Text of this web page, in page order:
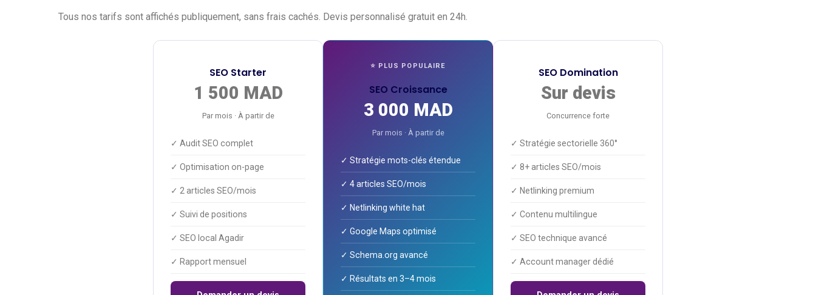
Tous nos tarifs sont affichés publiquement, sans frais cachés. Devis personnalisé gratuit en 24h.
SEO Starter
1 500 MAD
Par mois · À partir de
✓ Audit SEO complet
✓ Optimisation on-page
✓ 2 articles SEO/mois
✓ Suivi de positions
✓ SEO local Agadir
✓ Rapport mensuel
⭐ PLUS POPULAIRE
SEO Croissance
3 000 MAD
Par mois · À partir de
✓ Stratégie mots-clés étendue
✓ 4 articles SEO/mois
✓ Netlinking white hat
✓ Google Maps optimisé
✓ Schema.org avancé
✓ Résultats en 3–4 mois
SEO Domination
Sur devis
Concurrence forte
✓ Stratégie sectorielle 360°
✓ 8+ articles SEO/mois
✓ Netlinking premium
✓ Contenu multilingue
✓ SEO technique avancé
✓ Account manager dédié